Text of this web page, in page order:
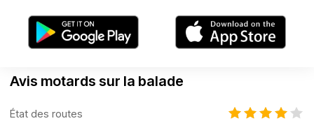
Avis motards sur la balade
État des routes